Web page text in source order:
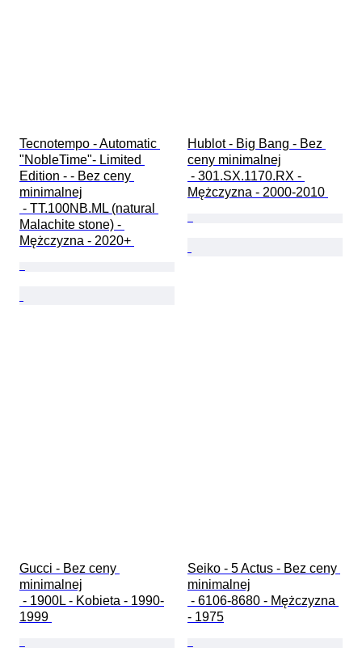
Tecnotempo - Automatic
"NobleTime"- Limited
Edition - - Bez ceny
minimalnej
Malachite stone) -
Mężczyzna - 2020+
Hublot - Big Bang - Bez
ceny minimalnej
Mężczyzna - 2000-2010
Gucci - Bez ceny
minimalnej
1999
Seiko - 5 Actus - Bez ceny
minimalnej
- 1975